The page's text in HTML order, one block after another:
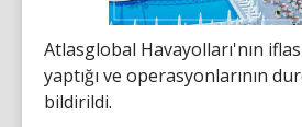
Atlasglobal Havayolları'nın
yaptığı ve operasyonlarının
bildirildi.